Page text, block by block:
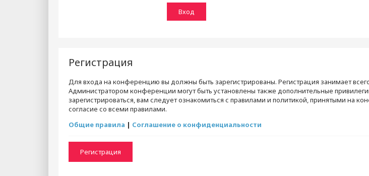
Регистрация
Для входа на конференцию вы должны быть зарегистрированы. Регистрация занимает
Администратором конференции могут быть установлены также дополнительные
зарегистрироваться, вам следует ознакомиться с правилами и политикой, принятыми на
согласие со всеми правилами.
Общие правила | Соглашение о конфиденциальности
Регистрация